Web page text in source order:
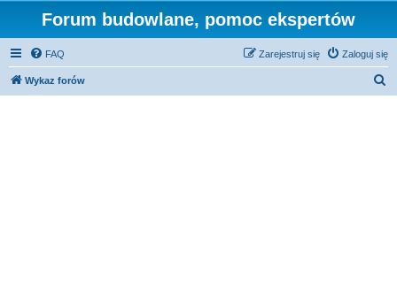
Forum budowlane, pomoc ekspertów
FAQ Zaloguj się
Zarejestruj się
Wykaz forów